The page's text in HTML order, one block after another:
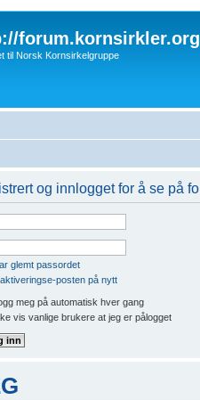
forum.kornsirkler.org
til Norsk Kornsirkelgruppe
og innlogget for å se på
glemt passordet
posten på nytt
meg på automatisk hver gang
vis vanlige brukere at jeg er pålogget